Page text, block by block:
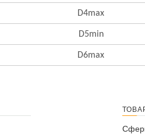
D4max
D5min
D6max